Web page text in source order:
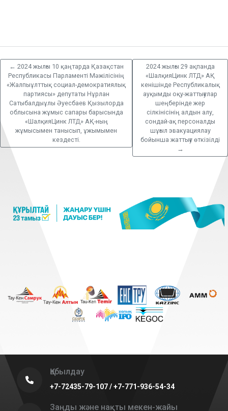
← 2024 жылғы 10 қаңтарда Қазақстан
Республикасы Парламенті Мәжілісінің
«Жалпыұлттық социал-демократиялық
партиясы» депутаты Нұрлан
Сатыбалдыұлы Әуесбаев Қызылорда
облысына жұмыс сапары барысында
«ШалқияЦинк ЛТД» АҚ-ның
жұмысымен танысып, ұжымымен
кездесті.
2024 жылғы 29 ақпанда
«ШалқияЦинк ЛТД» АҚ
кенішінде Республикалық
ауқымды оқу-жаттығулар
шеңберінде жер
сілкінісінің алдын алу,
сондай-ақ персоналды
шұғыл эвакуациялау
бойынша жаттығу өткізілді
→
Қабылдау
+7-72435-79-107 / +7-771-936-54-34
Заңды және нақты мекен-жайы